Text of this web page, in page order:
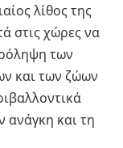
λίθος της
στις χώρες να
των
και των ζώων
ανάγκη και τη